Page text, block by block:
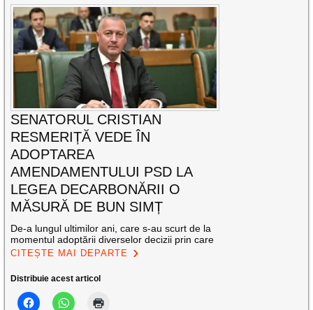
SENATORUL CRISTIAN
RESMERIȚĂ VEDE ÎN
ADOPTAREA
AMENDAMENTULUI PSD LA
LEGEA DECARBONĂRII O
MĂSURĂ DE BUN SIMȚ
De-a lungul ultimilor ani, care s-au scurt de la
momentul adoptării diverselor decizii prin care
CITEȘTE MAI DEPARTE
Distribuie acest articol